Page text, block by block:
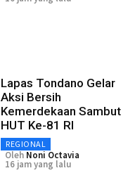
Lapas Tondano Gelar
Aksi Bersih
Kemerdekaan Sambut
HUT Ke-81 RI
REGIONAL
Oleh Noni Octavia
16 jam yang lalu